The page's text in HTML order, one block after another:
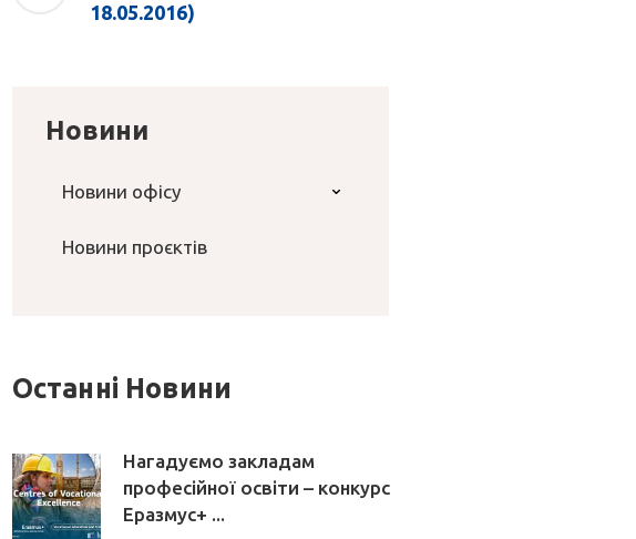
18.05.2016)
Новини
Новини офісу
Новини проєктів
Останні Новини
Нагадуємо закладам
професійної освіти – конкурс
Еразмус+ ...